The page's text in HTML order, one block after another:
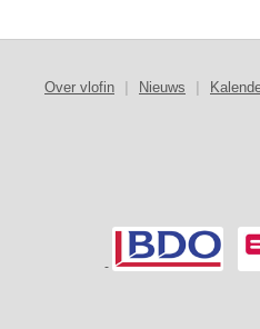
Over vlofin Nieuws
-